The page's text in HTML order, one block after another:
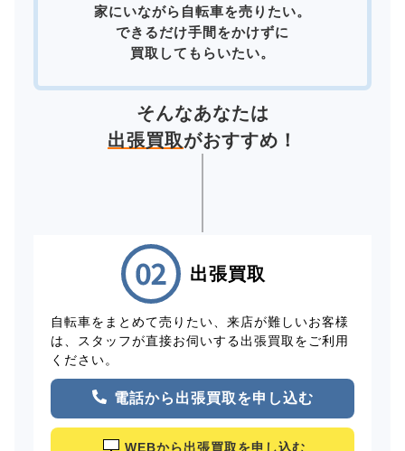
家にいながら自転車を売りたい。
できるだけ手間をかけずに
買取してもらいたい。
そんなあなたは
出張買取がおすすめ！
出張買取
自転車をまとめて売りたい、来店が難しいお客様
は、スタッフが直接お伺いする出張買取をご利用
ください。
電話から出張買取を申し込む
WEBから出張買取を申し込む